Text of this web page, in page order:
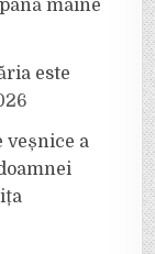
mâine
este
veșnice a